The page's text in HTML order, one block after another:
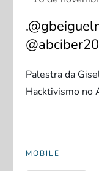
Palestra da
Hacktivismo no
MOBILE